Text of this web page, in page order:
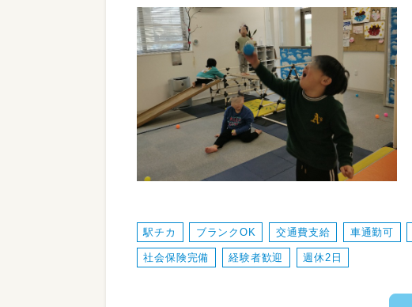
駅チカ ブランクOK 交通費支給 車通勤可
社会保険完備 経験者歓迎 週休2日